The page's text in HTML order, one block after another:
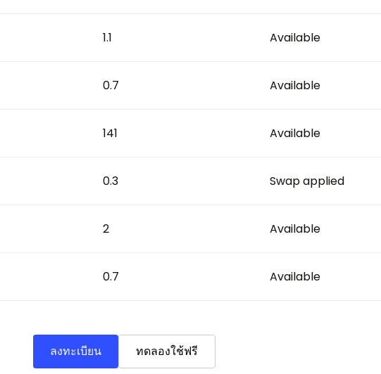
1.1 Available
0.7 Available
141 Available
0.3 Swap applied
2 Available
0.7 Available
ลงทะเบียน ทดลองใช้ฟรี